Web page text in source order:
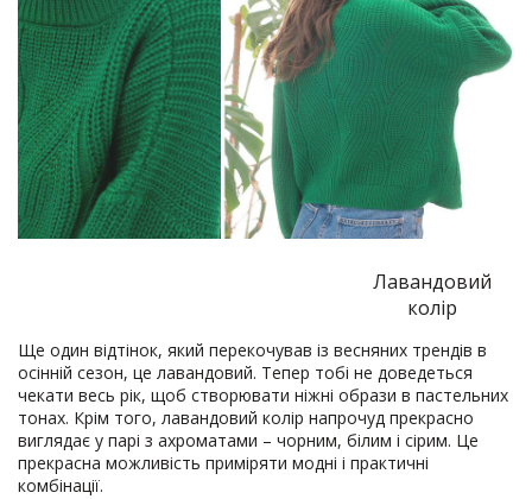
Лавандовий
колір
Ще один відтінок, який перекочував із весняних трендів в
осінній сезон, це лавандовий. Тепер тобі не доведеться
чекати весь рік, щоб створювати ніжні образи в пастельних
тонах. Крім того, лавандовий колір напрочуд прекрасно
виглядає у парі з ахроматами – чорним, білим і сірим. Це
прекрасна можливість приміряти модні і практичні
комбінації.